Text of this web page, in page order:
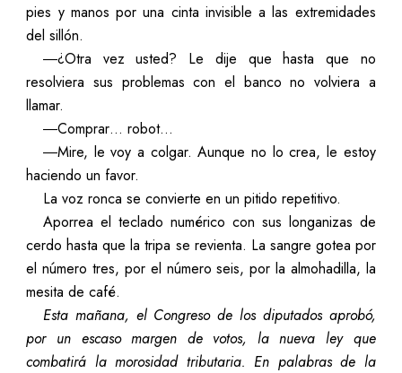
pies y manos por una cinta invisible a las extremidades
del sillón.
―¿Otra vez usted? Le dije que hasta que no
resolviera sus problemas con el banco no volviera a
llamar.
―Comprar… robot…
―Mire, le voy a colgar. Aunque no lo crea, le estoy
haciendo un favor.
La voz ronca se convierte en un pitido repetitivo.
Aporrea el teclado numérico con sus longanizas de
cerdo hasta que la tripa se revienta. La sangre gotea por
el número tres, por el número seis, por la almohadilla, la
mesita de café.
Esta mañana, el Congreso de los diputados aprobó,
por un escaso margen de votos, la nueva ley que
combatirá la morosidad tributaria. En palabras de la